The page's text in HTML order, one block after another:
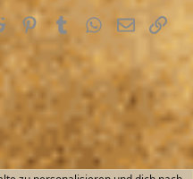
Reddit PinterestTumblrWhatsApp
E-MailLink